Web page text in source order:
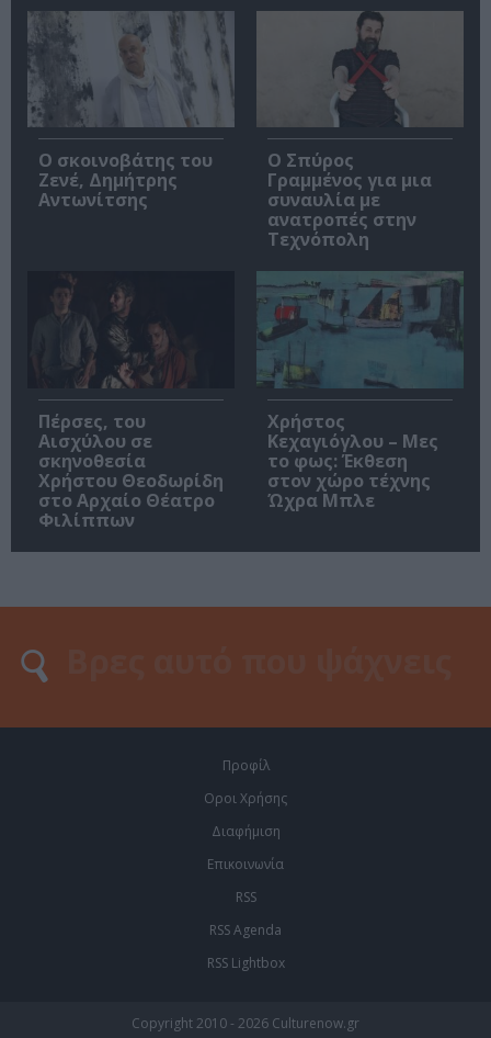
Ο σκοινοβάτης του
Ζενέ, Δημήτρης
Αντωνίτσης
Ο Σπύρος
Γραμμένος για μια
συναυλία με
ανατροπές στην
Τεχνόπολη
Πέρσες, του
Αισχύλου σε
σκηνοθεσία
Χρήστου Θεοδωρίδη
στο Αρχαίο Θέατρο
Φιλίππων
Χρήστος
Κεχαγιόγλου – Μες
το φως: Έκθεση
στον χώρο τέχνης
Ώχρα Μπλε
Προφίλ
Οροι Χρήσης
Διαφήμιση
Επικοινωνία
RSS
RSS Agenda
RSS Lightbox
Copyright 2010 - 2026 Culturenow.gr